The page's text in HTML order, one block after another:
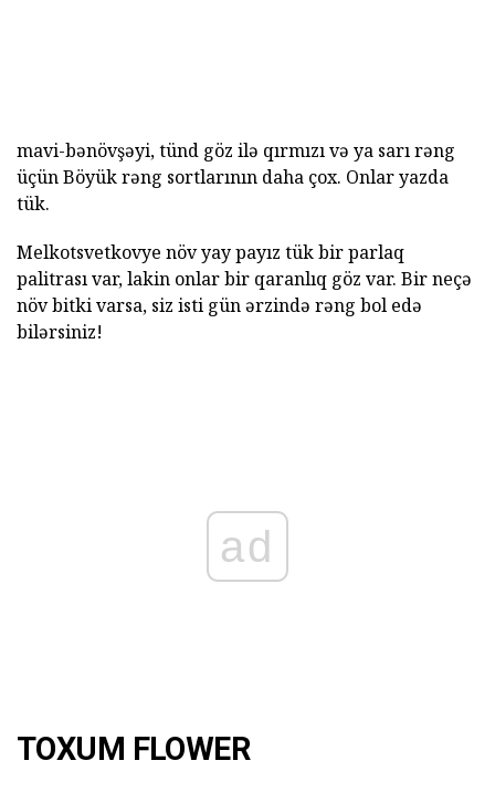
mavi-bənövşəyi, tünd göz ilə qırmızı və ya sarı rəng
üçün Böyük rəng sortlarının daha çox. Onlar yazda
tük.
Melkotsvetkovye növ yay payız tük bir parlaq
palitrası var, lakin onlar bir qaranlıq göz var. Bir neçə
növ bitki varsa, siz isti gün ərzində rəng bol edə
bilərsiniz!
ad
TOXUM FLOWER